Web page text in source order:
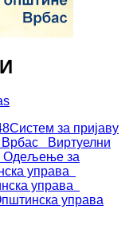
Систем за пријаву
Врбас
Виртуелни
Одељење за
управа
управа
управа